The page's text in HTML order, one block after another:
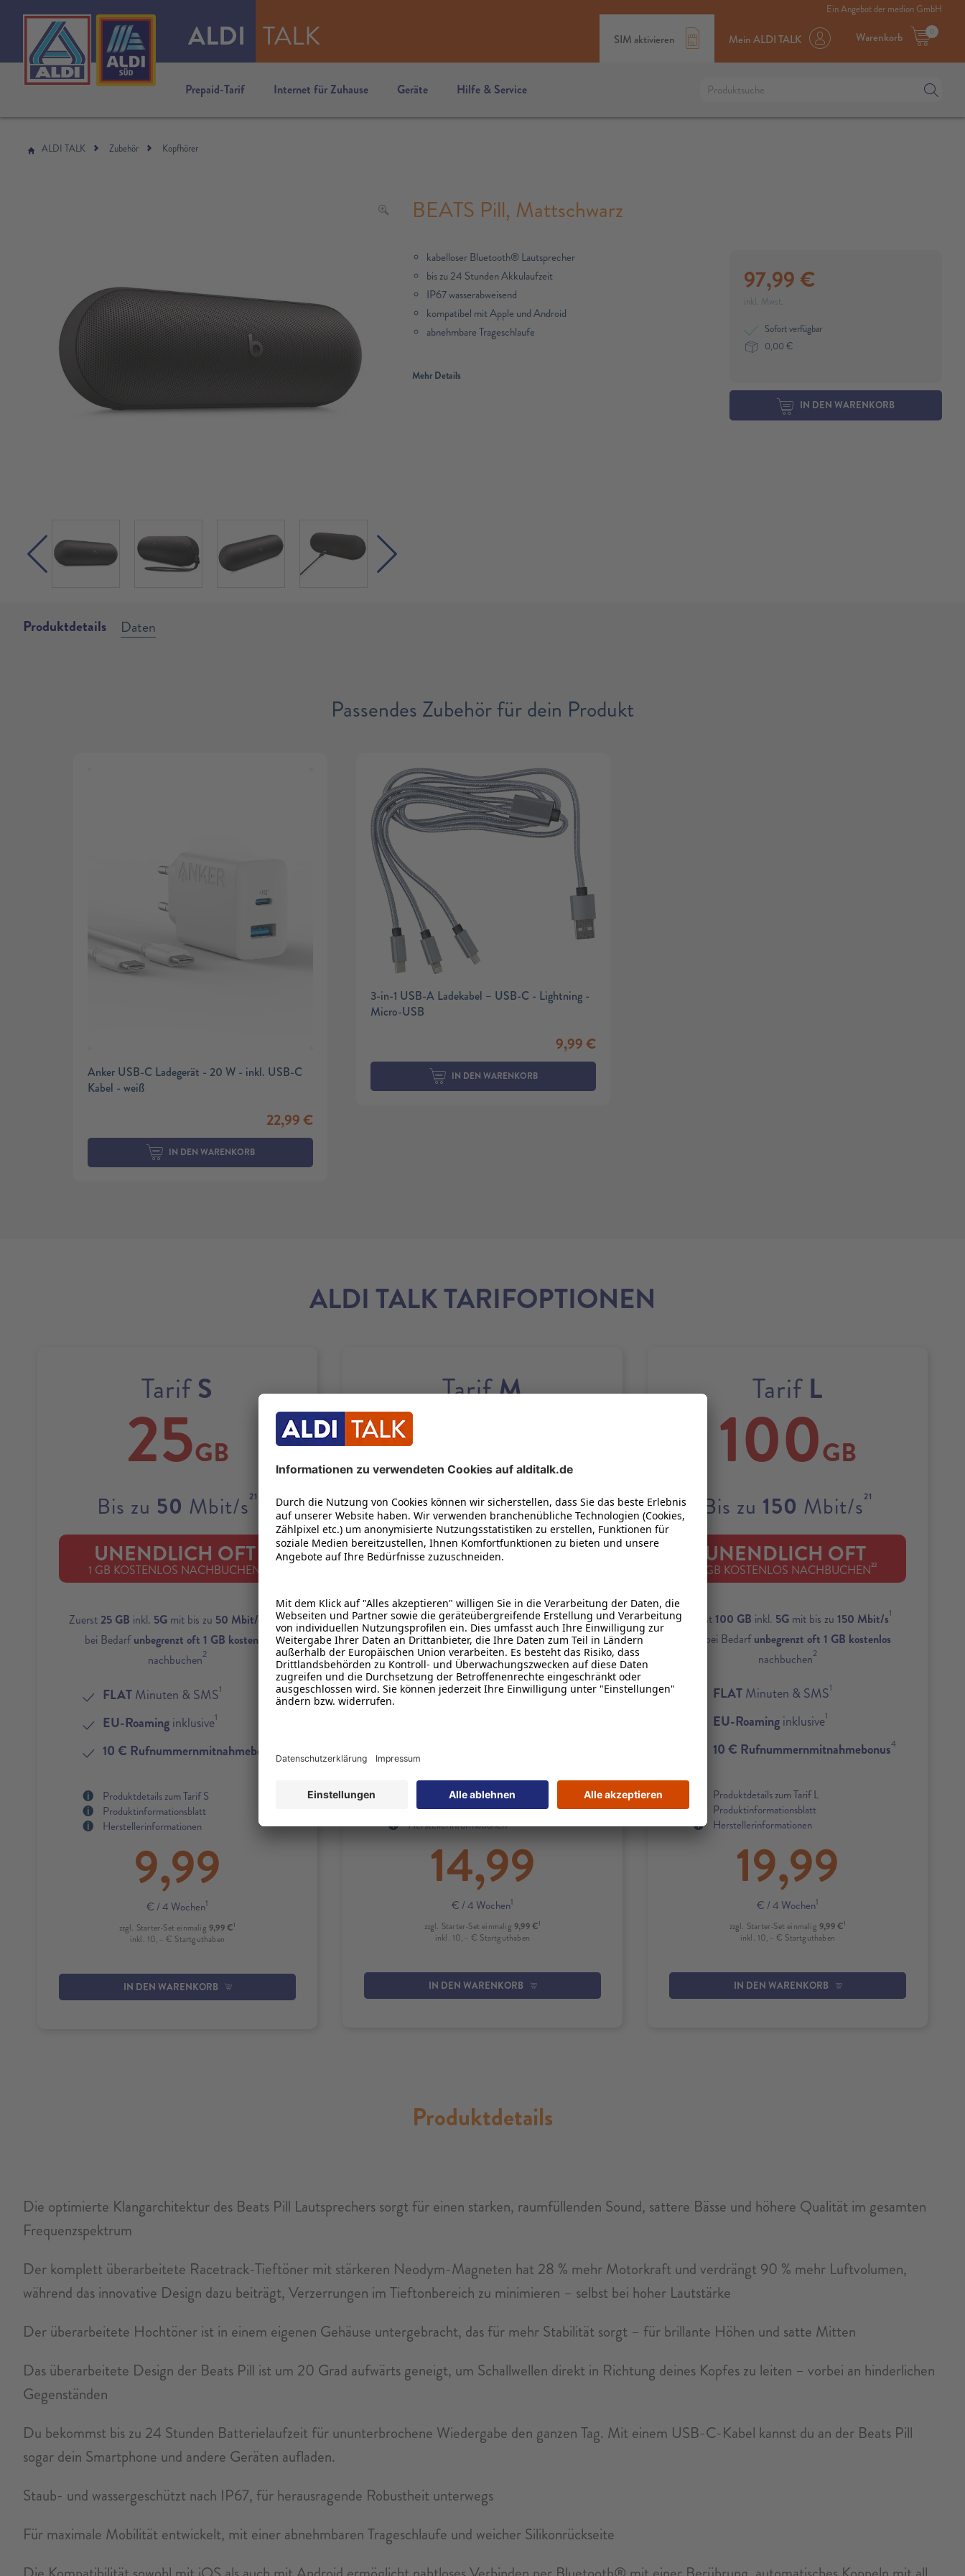
ALDI TALK SIM aktivieren Mein ALDI TALK 0
Warenkorb
Prepaid-Tarif Internet für Zuhause Geräte Hilfe & Service
Ein Angebot der medion GmbH
ALDI TALK Zubehör Kopfhörer
BEATS Pill, Mattschwarz
kabelloser Bluetooth® Lautsprecher
bis zu 24 Stunden Akkulaufzeit
IP67 wasserabweisend
kompatibel mit Apple und Android
abnehmbare Trageschlaufe
Mehr Details
97,99 €
inkl. Mwst.
Sofort verfügbar
0,00 €
IN DEN WARENKORB
Produktdetails Daten
Passendes Zubehör für dein Produkt
Anker USB-C Ladegerät - 20 W - inkl. USB-C
Kabel - weiß
22,99€
IN DEN WARENKORB
3-in-1 USB-A Ladekabel – USB-C - Lightning -
Micro-USB
9,99€
IN DEN WARENKORB
ALDI TALK TARIFOPTIONEN
TarifS
25GB
Bis zu 50 Mbit/s21
UNENDLICH OFT
1 GB KOSTENLOS NACHBUCHEN
Zuerst25 GB inkl. 5G mit bis zu 50 Mbit/s
und
bei Bedarfunbegrenzt oft 1 GB kostenlos
nachbuchen2
FLATMinuten & SMS1
EU-Roaminginklusive1
10 € Rufnummernmitnahmebonus
Produktdetails zum Tarif S
Produktinformationsblatt
Herstellerinformationen
9,99
€ / 4 Wochen1
zzgl. Starter-Set einmalig 9,99 €1
inkl. 10,– € Startguthaben
IN DEN WARENKORB
TarifM
50
Bis zu100Mbit/s21
UNENDLICH OFT
Zuerst50 GBinkl.5Gmit bis zu100 Mbit/s1
und bei Bedarfunbegrenzt oft 1 GB kostenlos
nachbuchen 2
FLATMinuten & SMS1
Produktdetails zum Tarif M
Produktinformationsblatt
Herstellerinformationen
14,99
€ / 4 Wochen1
zzgl. Starter-Set einmalig 9,99 €1
inkl. 10,– € Startguthaben
IN DEN WARENKORB
Tarif L
100GB
Bis zu 150 Mbit/s21
UNENDLICH OFT
1 GB KOSTENLOS NACHBUCHEN22
Zuerst100 GB inkl. 5G mit bis zu 150 Mbit/s1
und bei Bedarfunbegrenzt oft 1 GB kostenlos
nachbuchen2
FLATMinuten & SMS1
EU-Roaminginklusive1
10 € Rufnummernmitnahmebonus4
Produktdetails zum Tarif L
Produktinformationsblatt
Herstellerinformationen
19,99
€ / 4 Wochen1
zzgl. Starter-Set einmalig 9,99 €1
inkl. 10,– € Startguthaben
IN DEN WARENKORB
Produktdetails
Die optimierte Klangarchitektur des Beats Pill Lautsprechers sorgt für einen starken, raumfüllenden Sound, sattere Bässe und höhere Qualität im gesamten
Frequenzspektrum
Der komplett überarbeitete Racetrack-Tieftöner mit stärkeren Neodym-Magneten hat 28 % mehr Motorkraft und verdrängt 90 % mehr Luftvolumen,
während das innovative Design dazu beiträgt, Verzerrungen im Tieftonbereich zu minimieren – selbst bei hoher Lautstärke
Der überarbeitete Hochtöner ist in einem eigenen Gehäuse untergebracht, das für mehr Stabilität sorgt – für brillante Höhen und satte Mitten
Das überarbeitete Design der Beats Pill ist um 20 Grad aufwärts geneigt, um Schallwellen direkt in Richtung deines Kopfes zu leiten – vorbei an hinderlichen
Gegenständen
Du bekommst bis zu 24 Stunden Batterielaufzeit für ununterbrochene Wiedergabe den ganzen Tag. Mit einem USB-C-Kabel kannst du an der Beats Pill
sogar dein Smartphone und andere Geräten aufladen.
Staub- und wassergeschützt nach IP67, für herausragende Robustheit unterwegs
Für maximale Mobilität entwickelt, mit einer abnehmbaren Trageschlaufe und weicher Silikonrückseite